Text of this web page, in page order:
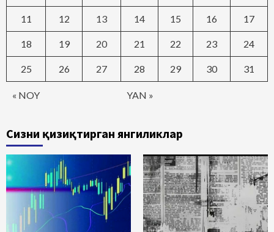
« NOY YAN »
11 12 13 14 15 16 17
18 19 20 21 22 23 24
25 26 27 28 29 30 31
Сизни қизиқтирган янгиликлар